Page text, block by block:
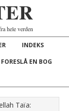
hele verden
INDEKS
FORESLÅ EN BOG
Taïa: